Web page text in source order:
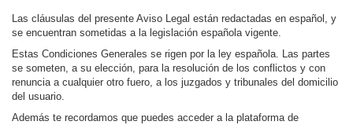
Las cláusulas del presente Aviso Legal están redactadas en español, y
se encuentran sometidas a la legislación española vigente.
Estas Condiciones Generales se rigen por la ley española. Las partes
se someten, a su elección, para la resolución de los conflictos y con
renuncia a cualquier otro fuero, a los juzgados y tribunales del domicilio
del usuario.
Además te recordamos que puedes acceder a la plataforma de